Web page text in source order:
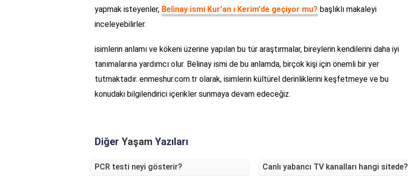
yapmak isteyenler, Belinay ismi Kur'an ı Kerim'de geçiyor mu? başlıklı makaleyi
inceleyebilirler.
isimlerin anlamı ve kökeni üzerine yapılan bu tür araştırmalar, bireylerin kendilerini daha iyi
tanımalarına yardımcı olur. Belinay ismi de bu anlamda, birçok kişi için önemli bir yer
tutmaktadır. enmeshur.com.tr olarak, isimlerin kültürel derinliklerini keşfetmeye ve bu
konudaki bilgilendirici içerikler sunmaya devam edeceğiz.
Diğer Yaşam Yazıları
PCR testi neyi gösterir? Canlı yabancı TV kanalları hangi sitede?